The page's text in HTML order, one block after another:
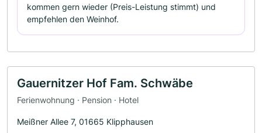
kommen gern wieder (Preis-Leistung stimmt) und
empfehlen den Weinhof.
Gauernitzer Hof Fam. Schwäbe
Ferienwohnung · Pension · Hotel
Meißner Allee 7, 01665 Klipphausen